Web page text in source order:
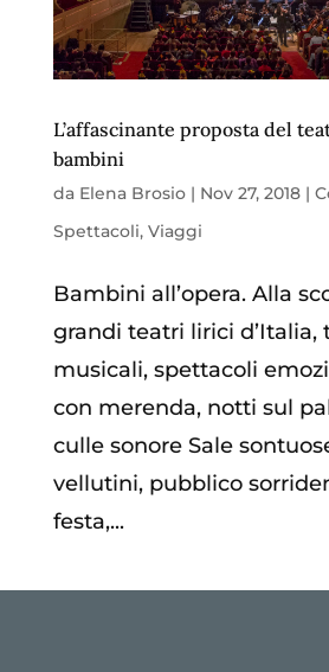
L’affascinante proposta del
bambini
da Elena Brosio| Nov 27, 2018|
Spettacoli, Viaggi
Bambini all’opera. Alla
grandi teatri lirici d’Italia,
musicali, spettacoli
con merenda, notti sul
culle sonore Sale
vellutini, pubblico
festa,...